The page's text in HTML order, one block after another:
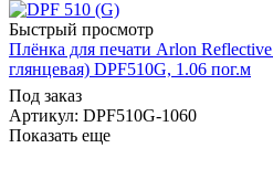
Быстрый просмотр
Плёнка для печати Arlon
глянцевая) DPF510G, 1.06 пог.м
Под заказ
Артикул: DPF510G-1060
Показать еще